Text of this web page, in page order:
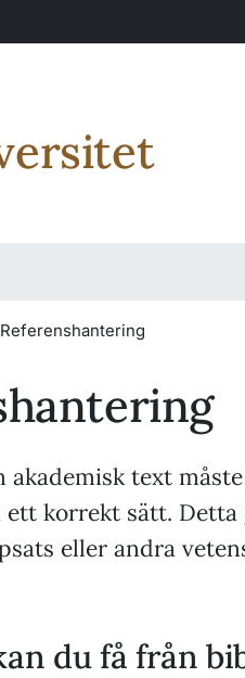
Referenshantering
akademisk text
korrekt sätt. Detta
eller andra
du få från